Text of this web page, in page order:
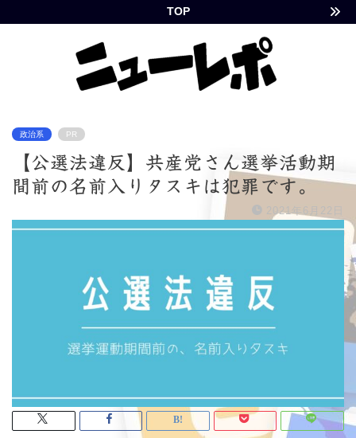
TOP
政治系 PR
【公選法違反】共産党さん選挙活動期
間前の名前入りタスキは犯罪です。
2021年6月22日